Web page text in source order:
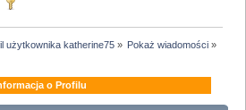
użytkownika katherine75» Pokaż wiadomości»
o Profilu